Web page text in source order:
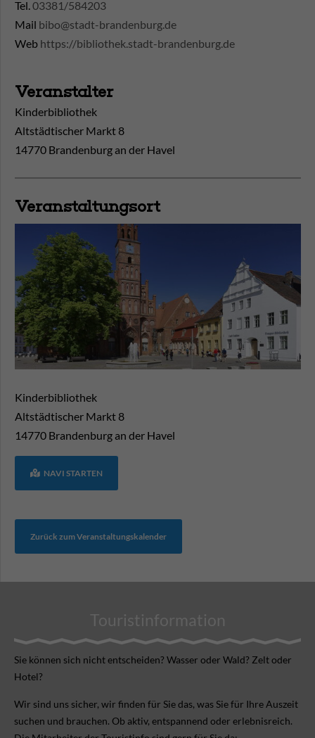
Tel.03381/584203
Mail bibo@stadt-brandenburg.de
Web https://bibliothek.stadt-brandenburg.de
Veranstalter
Kinderbibliothek
Altstädtischer Markt 8
14770 Brandenburg an der Havel
Veranstaltungsort
Kinderbibliothek
Altstädtischer Markt 8
14770 Brandenburg an der Havel
NAVI STARTEN
Zurück zum Veranstaltungskalender
Touristinformation
Sie können sich nicht ent­scheiden? Wasser oder Wald? Zelt oder
Hotel?
Wir sind uns sicher, wir finden für Sie das, was Sie für Ihre Aus­zeit
suchen und brauchen. Ob aktiv, ent­spannend oder erlebnis­reich.